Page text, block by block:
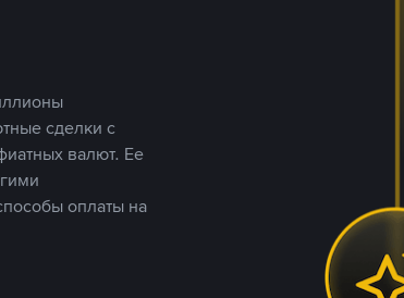
сделки с
валют. Ее
оплаты на